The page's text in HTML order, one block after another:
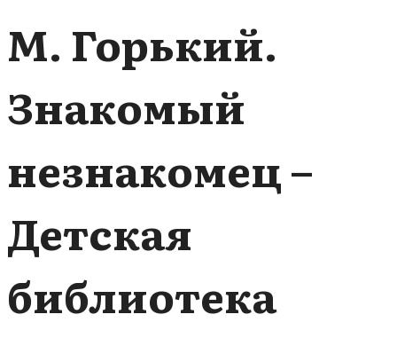
М. Горький.
Знакомый
незнакомец –
Детская
библиотека